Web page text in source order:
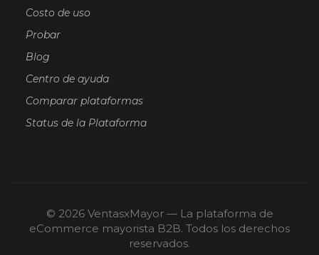
Costo de uso
Probar
Blog
Centro de ayuda
Comparar plataformas
Status de la Plataforma
© 2026 VentasxMayor — La plataforma de
eCommerce mayorista B2B. Todos los derechos
reservados.